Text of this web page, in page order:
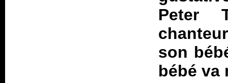
Peter
son
bébé va